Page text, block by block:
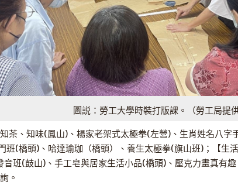
圖説：勞工大學時裝打版課。（勞工局提供
知茶、知味(鳳山)、楊家老架式太極拳(左營)、生肖姓名八
班(橋頭)、哈達瑜珈（橋頭）、養生太極拳(旗山班)；【生
音班(鼓山)、手工皂與居家生活小品(橋頭)、壓克力畫真有
。